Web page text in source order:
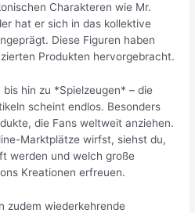
Charakteren wie Mr.
hat er sich in das kollektive
Diese Figuren haben
Produkten hervorgebracht.
hin zu *Spielzeugen* – die
scheint endlos. Besonders
die Fans weltweit anziehen.
Marktplätze wirfst, siehst du,
werden und welch große
Kreationen erfreuen.
zudem wiederkehrende